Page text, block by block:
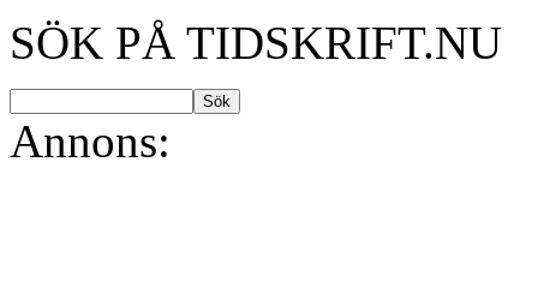
SÖK PÅ TIDSKRIFT.NU
Annons: